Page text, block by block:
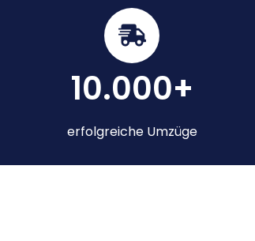
10.000+
erfolgreiche Umzüge